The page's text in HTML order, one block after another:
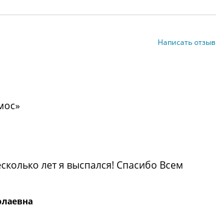
Написать отзыв
лет я выспался! Спасибо Всем